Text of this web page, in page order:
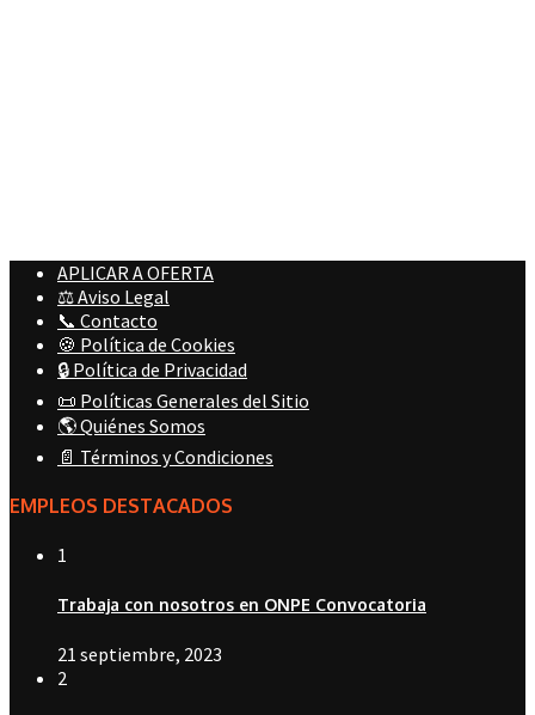
APLICAR A OFERTA
⚖️ Aviso Legal
📞 Contacto
🍪 Política de Cookies
🔒 Política de Privacidad
📜 Políticas Generales del Sitio
🌎 Quiénes Somos
📄 Términos y Condiciones
EMPLEOS DESTACADOS
1
Trabaja con nosotros en ONPE Convocatoria
21 septiembre, 2023
2